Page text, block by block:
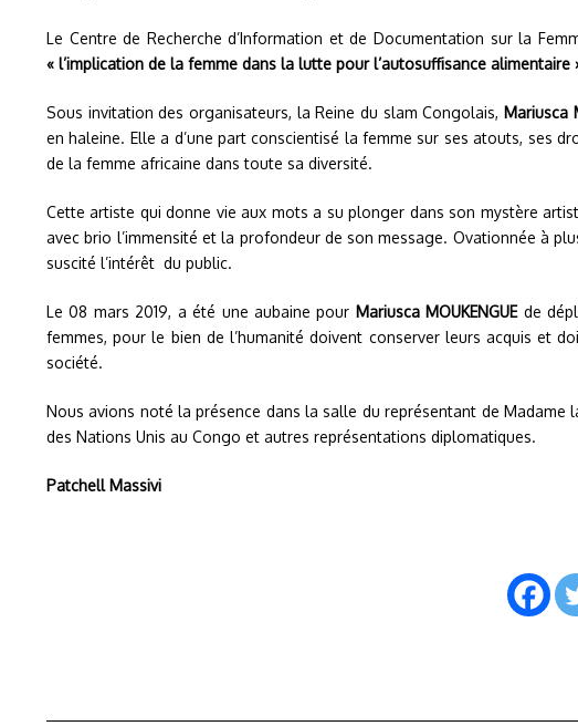
Le Centre de Recherche d’Information et de Documentation sur la
« l’implication de la femme dans la lutte pour l’autosuffisance alimentaire
Sous invitation des organisateurs, la Reine du slam Congolais, Mariusca
en haleine. Elle a d’une part conscientisé la femme sur ses atouts, ses
de la femme africaine dans toute sa diversité.
Cette artiste qui donne vie aux mots a su plonger dans son mystère
avec brio l’immensité et la profondeur de son message. Ovationnée à
suscité l’intérêt du public.
Le 08 mars 2019, a été une aubaine pour Mariusca MOUKENGUE de
femmes, pour le bien de l’humanité doivent conserver leurs acquis et
société.
Nous avions noté la présence dans la salle du représentant de
des Nations Unis au Congo et autres représentations diplomatiques.
Patchell Massivi